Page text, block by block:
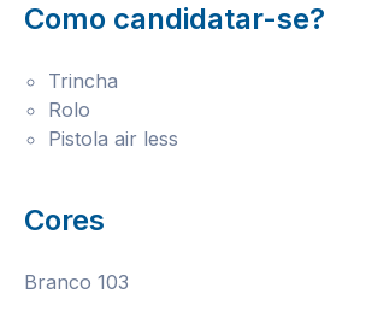
Como candidatar-se?
Trincha
Rolo
Pistola air less
Cores
Branco 103